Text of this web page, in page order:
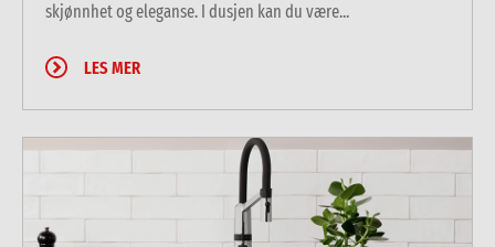
skjønnhet og eleganse. I dusjen kan du være...
LES MER